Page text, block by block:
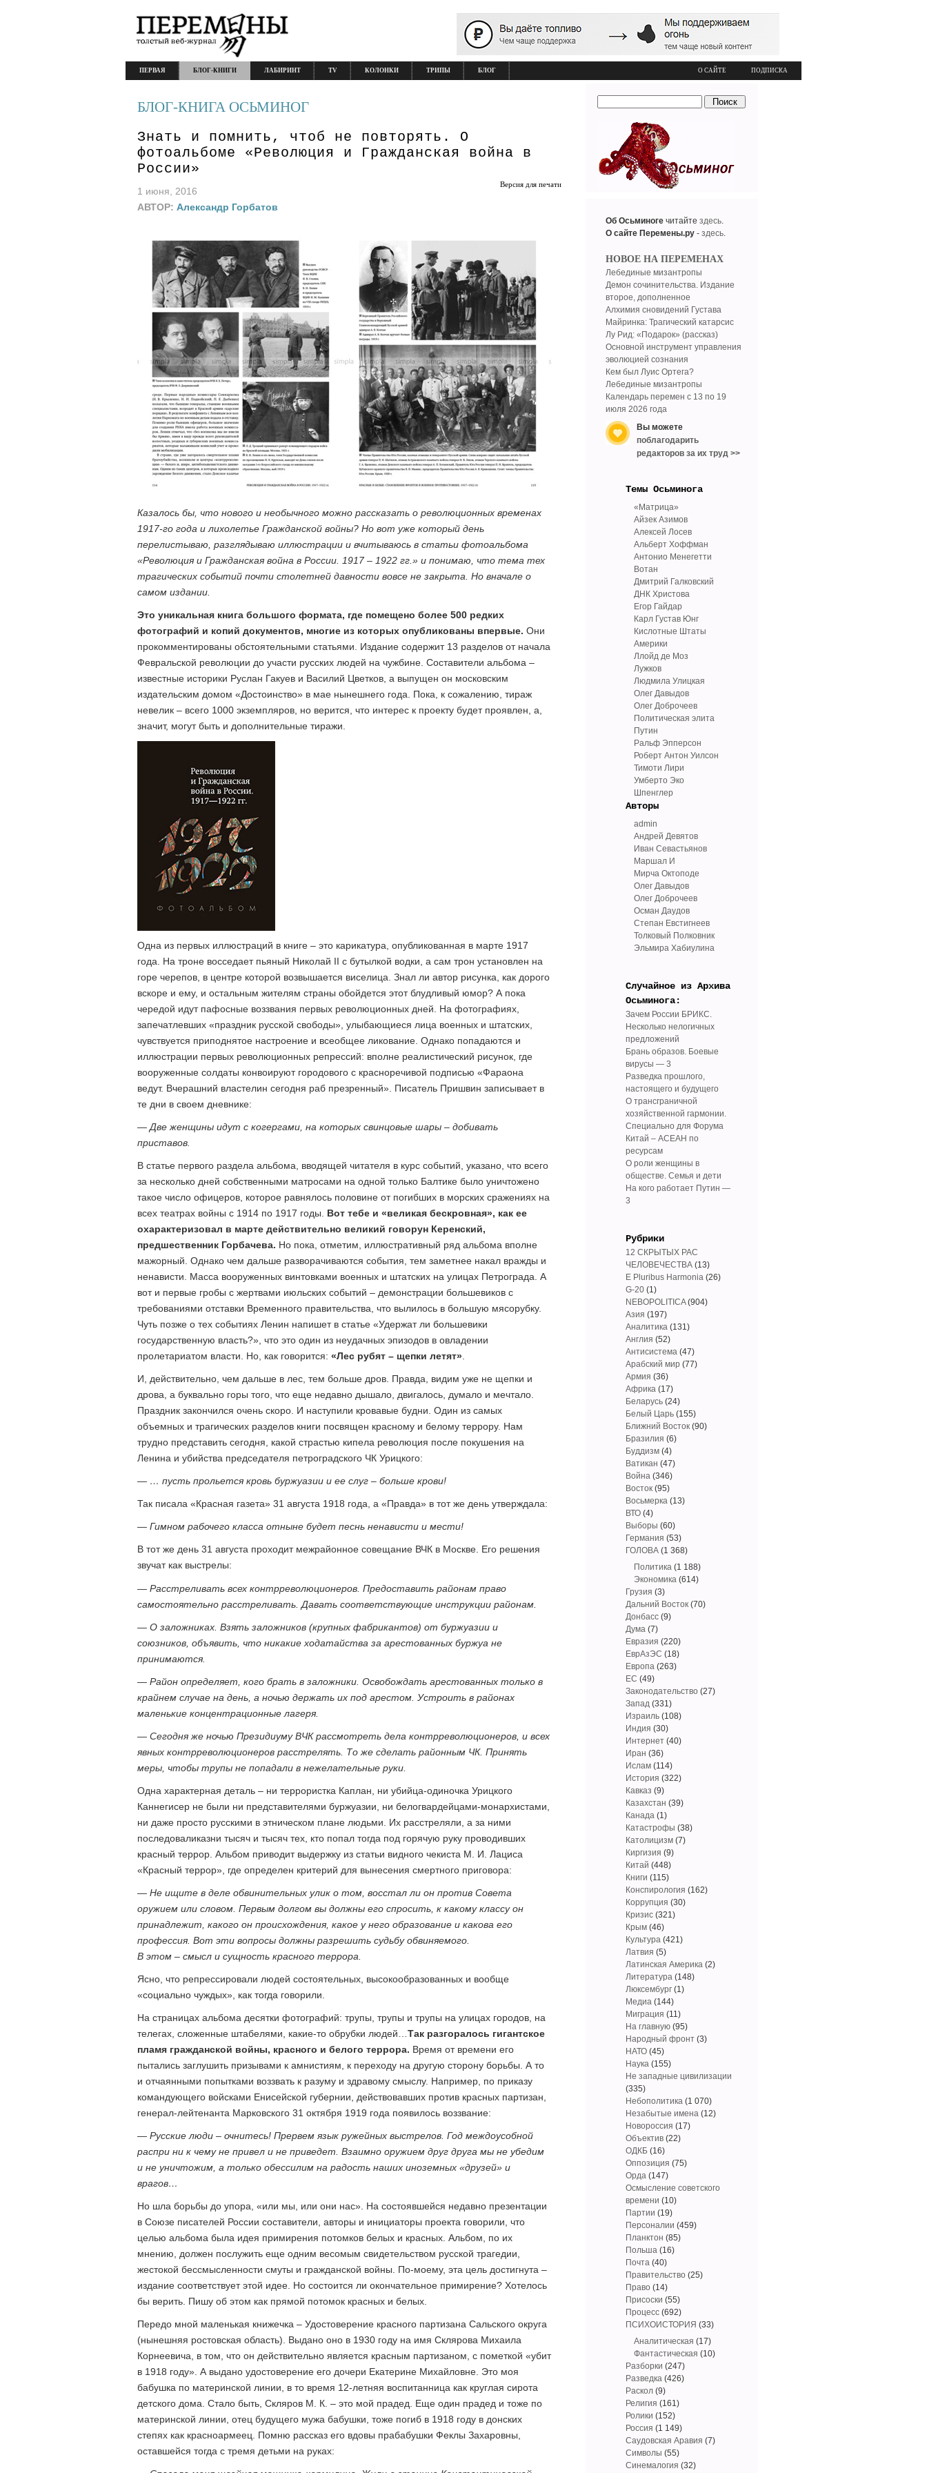
О САЙТЕ ПОДПИСКА
ПЕРВАЯ БЛОГ-КНИГИ ЛАБИРИНТ TV КОЛОНКИ ТРИПЫ БЛОГ
БЛОГ-КНИГА ОСЬМИНОГ
Знать и помнить, чтоб не повторять. О
фотоальбоме «Революция и Гражданская война в
России»
Версия для печати
1 июня, 2016
АВТОР: Александр Горбатов
Казалось бы, что нового и необычного можно рассказать о революционных временах
1917-го года и лихолетье Гражданской войны? Но вот уже который день
перелистываю, разглядываю иллюстрации и вчитываюсь в статьи фотоальбома
«Революция и Гражданская война в России. 1917 – 1922 гг.» и понимаю, что тема тех
трагических событий почти столетней давности вовсе не закрыта. Но вначале о
самом издании.
Это уникальная книга большого формата, где помещено более 500 редких
фотографий и копий документов, многие из которых опубликованы впервые. Они
прокомментированы обстоятельными статьями. Издание содержит 13 разделов от начала
Февральской революции до участи русских людей на чужбине. Составители альбома –
известные историки Руслан Гакуев и Василий Цветков, а выпущен он московским
издательским домом «Достоинство» в мае нынешнего года. Пока, к сожалению, тираж
невелик – всего 1000 экземпляров, но верится, что интерес к проекту будет проявлен, а,
значит, могут быть и дополнительные тиражи.
Одна из первых иллюстраций в книге – это карикатура, опубликованная в марте 1917
года. На троне восседает пьяный Николай II с бутылкой водки, а сам трон установлен на
горе черепов, в центре которой возвышается виселица. Знал ли автор рисунка, как дорого
вскоре и ему, и остальным жителям страны обойдется этот блудливый юмор? А пока
чередой идут пафосные воззвания первых революционных дней. На фотографиях,
запечатлевших «праздник русской свободы», улыбающиеся лица военных и штатских,
чувствуется приподнятое настроение и всеобщее ликование. Однако попадаются и
иллюстрации первых революционных репрессий: вполне реалистический рисунок, где
вооруженные солдаты конвоируют городового с красноречивой подписью «Фараона
ведут. Вчерашний властелин сегодня раб презренный». Писатель Пришвин записывает в
те дни в своем дневнике:
— Две женщины идут с когергами, на которых свинцовые шары – добивать
приставов.
В статье первого раздела альбома, вводящей читателя в курс событий, указано, что всего
за несколько дней собственными матросами на одной только Балтике было уничтожено
такое число офицеров, которое равнялось половине от погибших в морских сражениях на
всех театрах войны с 1914 по 1917 годы. Вот тебе и «великая бескровная», как ее
охарактеризовал в марте действительно великий говорун Керенский,
предшественник Горбачева. Но пока, отметим, иллюстративный ряд альбома вполне
мажорный. Однако чем дальше разворачиваются события, тем заметнее накал вражды и
ненависти. Масса вооруженных винтовками военных и штатских на улицах Петрограда. А
вот и первые гробы с жертвами июльских событий – демонстрации большевиков с
требованиями отставки Временного правительства, что вылилось в большую мясорубку.
Чуть позже о тех событиях Ленин напишет в статье «Удержат ли большевики
государственную власть?», что это один из неудачных эпизодов в овладении
пролетариатом власти. Но, как говорится: «Лес рубят – щепки летят»
И, действительно, чем дальше в лес, тем больше дров. Правда, видим уже не щепки и
дрова, а буквально горы того, что еще недавно дышало, двигалось, думало и мечтало.
Праздник закончился очень скоро. И наступили кровавые будни. Один из самых
объемных и трагических разделов книги посвящен красному и белому террору. Нам
трудно представить сегодня, какой страстью кипела революция после покушения на
Ленина и убийства председателя петроградского ЧК Урицкого:
— … пусть прольется кровь буржуазии и ее слуг – больше крови!
Так писала «Красная газета» 31 августа 1918 года, а «Правда» в тот же день утверждала:
— Гимном рабочего класса отныне будет песнь ненависти и мести!
В тот же день 31 августа проходит межрайонное совещание ВЧК в Москве. Его решения
звучат как выстрелы:
— Расстреливать всех контрреволюционеров. Предоставить районам право
самостоятельно расстреливать. Давать соответствующие инструкции районам.
— О заложниках. Взять заложников (крупных фабрикантов) от буржуазии и
союзников, объявить, что никакие ходатайства за арестованных буржуа не
принимаются.
— Район определяет, кого брать в заложники. Освобождать арестованных только в
крайнем случае на день, а ночью держать их под арестом. Устроить в районах
маленькие концентрационные лагеря.
— Сегодня же ночью Президиуму ВЧК рассмотреть дела контрреволюционеров, и всех
явных контрреволюционеров расстрелять. То же сделать районным ЧК. Принять
меры, чтобы трупы не попадали в нежелательные руки.
Одна характерная деталь – ни террористка Каплан, ни убийца-одиночка Урицкого
Каннегисер не были ни представителями буржуазии, ни белогвардейцами-монархистами,
ни даже просто русскими в этническом плане людьми. Их расстреляли, а за ними
последоваликазни тысяч и тысяч тех, кто попал тогда под горячую руку проводивших
красный террор. Альбом приводит выдержку из статьи видного чекиста М. И. Лациса
«Красный террор», где определен критерий для вынесения смертного приговора:
— Не ищите в деле обвинительных улик о том, восстал ли он против Совета
оружием или словом. Первым долгом вы должны его спросить, к какому классу он
принадлежит, какого он происхождения, какое у него образование и какова его
профессия. Вот эти вопросы должны разрешить судьбу обвиняемого.
В этом – смысл и сущность красного террора.
Ясно, что репрессировали людей состоятельных, высокообразованных и вообще
«социально чуждых», как тогда говорили.
На страницах альбома десятки фотографий: трупы, трупы и трупы на улицах городов, на
телегах, сложенные штабелями, какие-то обрубки людей… Так разгоралось гигантское
пламя гражданской войны, красного и белого террора. Время от времени его
пытались заглушить призывами к амнистиям, к переходу на другую сторону борьбы. А то
и отчаянными попытками воззвать к разуму и здравому смыслу. Например, по приказу
командующего войсками Енисейской губернии, действовавших против красных партизан,
генерал-лейтенанта Марковского 31 октября 1919 года появилось воззвание:
— Русские люди – очнитесь! Прервем язык ружейных выстрелов. Год междоусобной
распри ни к чему не привел и не приведет. Взаимно оружием друг друга мы не убедим
и не уничтожим, а только обессилим на радость наших иноземных «друзей» и
врагов…
Но шла борьбы до упора, «или мы, или они нас». На состоявшейся недавно презентации
в Союзе писателей России составители, авторы и инициаторы проекта говорили, что
целью альбома была идея примирения потомков белых и красных. Альбом, по их
мнению, должен послужить еще одним весомым свидетельством русской трагедии,
жестокой бессмысленности смуты и гражданской войны. По-моему, эта цель достигнута –
издание соответствует этой идее. Но состоится ли окончательное примирение? Хотелось
бы верить. Пишу об этом как прямой потомок красных и белых.
Передо мной маленькая книжечка – Удостоверение красного партизана Сальского округа
(нынешняя ростовская область). Выдано оно в 1930 году на имя Склярова Михаила
Корнеевича, в том, что он действительно является красным партизаном, с пометкой «убит
в 1918 году». А выдано удостоверение его дочери Екатерине Михайловне. Это моя
бабушка по материнской линии, в то время 12-летняя воспитанница как круглая сирота
детского дома. Стало быть, Скляров М. К. – это мой прадед. Еще один прадед и тоже по
материнской линии, отец будущего мужа бабушки, тоже погиб в 1918 году в донских
степях как красноармеец. Помню рассказ его вдовы прабабушки Феклы Захаровны,
оставшейся тогда с тремя детьми на руках:
Об Осьминоге читайте здесь.
О сайте Перемены.ру - здесь.
НОВОЕ НА ПЕРЕМЕНАХ
Лебединые мизантропы
Демон сочинительства. Издание
второе, дополненное
Алхимия сновидений Густава
Майринка: Трагический катарсис
Лу Рид: «Подарок» (рассказ)
Основной инструмент управления
эволюцией сознания
Кем был Луис Ортега?
Лебединые мизантропы
Календарь перемен с 13 по 19
июля 2026 года
Вы можете
поблагодарить
редакторов за их труд >>
Tемы Осьминога
«Матрица»
Айзек Азимов
Алексей Лосев
Альберт Хоффман
Антонио Менегетти
Вотан
Дмитрий Галковский
ДНК Христова
Егор Гайдар
Карл Густав Юнг
Кислотные Штаты
Америки
Ллойд де Моз
Лужков
Людмила Улицкая
Олег Давыдов
Олег Доброчеев
Политическая элита
Путин
Ральф Эпперсон
Роберт Антон Уилсон
Тимоти Лири
Умберто Эко
Шпенглер
Авторы
admin
Андрей Девятов
Иван Севастьянов
Маршал И
Мирча Октоподе
Олег Давыдов
Олег Доброчеев
Осман Даудов
Степан Евстигнеев
Толковый Полковник
Эльмира Хабиулина
Случайное из Архива
Осьминога:
Зачем России БРИКС.
Несколько нелогичных
предложений
Брань образов. Боевые
вирусы — 3
Разведка прошлого,
настоящего и будущего
О трансграничной
хозяйственной гармонии.
Специально для Форума
Китай – АСЕАН по
ресурсам
О роли женщины в
обществе. Семья и дети
На кого работает Путин —
3
Рубрики
12 СКРЫТЫХ РАС
ЧЕЛОВЕЧЕСТВА (13)
E Pluribus Harmonia (26)
G-20 (1)
NEBOPOLITICA(904)
Азия (197)
Аналитика (131)
Англия (52)
Антисистема (47)
Арабский мир (77)
Армия (36)
Африка (17)
Беларусь (24)
Белый Царь (155)
Ближний Восток (90)
Бразилия (6)
Буддизм (4)
Ватикан (47)
Война (346)
Восток (95)
Восьмерка (13)
ВТО (4)
Выборы (60)
Германия (53)
ГОЛОВА (1 368)
Политика (1 188)
Экономика (614)
Грузия (3)
Дальний Восток (70)
Донбасс (9)
Дума (7)
Евразия (220)
ЕврАзЭС (18)
Европа (263)
ЕС (49)
Законодательство (27)
Запад (331)
Израиль (108)
Индия (30)
Интернет (40)
Иран (36)
Ислам (114)
История (322)
Кавказ (9)
Казахстан (39)
Канада (1)
Катастрофы (38)
Католицизм (7)
Киргизия (9)
Китай (448)
Книги (115)
Конспирология (162)
Коррупция (30)
Кризис (321)
Крым (46)
Культура (421)
Латвия (5)
Латинская Америка (2)
Литература (148)
Люксембург (1)
Медиа (144)
Миграция (11)
На главную (95)
Народный фронт (3)
НАТО (45)
Наука (155)
Не западные цивилизации
(335)
Небополитика (1 070)
Незабытые имена (12)
Новороссия (17)
Объектив (22)
ОДКБ (16)
Оппозиция (75)
Орда (147)
Осмысление советского
времени (10)
Партии (19)
Персоналии (459)
Планктон (85)
Польша (16)
Почта (40)
Правительство (25)
Право (14)
Присоски (55)
Процесс (692)
ПСИХОИСТОРИЯ (33)
Аналитическая (17)
Фантастическая (10)
Разборки (247)
Разведка (426)
Раскол (9)
Религия (161)
Ролики (152)
Россия (1 149)
Саудовская Аравия (7)
Символы (55)
Синемалогия (32)